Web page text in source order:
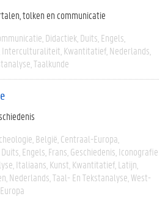
tolken en communicatie
Didactiek Duits Engels
Interculturaliteit Kwantitatief Nederlands
Taalkunde
België Centraal-Europa
Duits Engels Frans Geschiedenis Iconografie
Italiaans Kunst Kwantitatief Latijn
Nederlands Taal- En Tekstanalyse West-